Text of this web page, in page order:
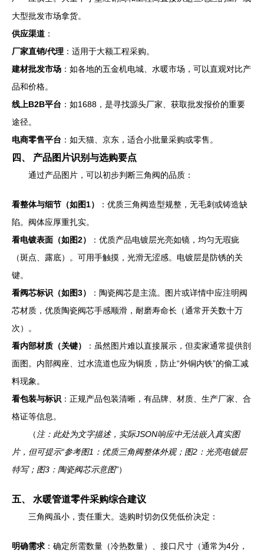
大型批发市场拿货。
供应渠道 ：
厂家直销/代理 ：适用于大额工程采购。
建材批发市场 ：如各地的五金机电城、水暖市场，可以直观对比产
品和价格。
线上B2B平台 ：如1688，是寻找源头厂家、获取批发报价的重要
途径。
电商零售平台 ：如天猫、京东，适合小批量采购或零售。
四、 产品图片识别与选购要点
通过产品图片，可以初步判断三角阀的品质：
看整体与细节（如图1）
：优质三角阀造型规整，无毛刺或铸造缺
陷。阀体应厚重扎实。
看电镀表面（如图2）
：优质产品电镀层光亮如镜，均匀无瑕疵
（斑点、露底）。可用手触摸，光滑无涩感。电镀层是防锈的关
键。
看阀芯标识（如图3）
：陶瓷阀芯是主流。图片或详情中应注明阀
芯材质，优质陶瓷阀芯手感顺滑，耐磨寿命长（通常开关数十万
次）。
看内部材质（关键）
：虽然图片难以直接展示，但卖家通常提供剖
面图。内部阀座、过水流道也应为铜质，防止“外铜内铁”的偷工减
料现象。
看包装与标识 ：正规产品包装清晰，有品牌、材质、生产厂家、合
格证等信息。
（ 注：此处为文字描述，实际JSON响应中无法嵌入真实图
片，但可提示“参考图1：优质三角阀整体外观；图2：光亮电镀层
特写；图3：陶瓷阀芯示意图”）
五、 水暖管道零件采购综合建议
三角阀虽小，责任重大。选购时切勿仅凭低价决定：
明确需求 ：确定所需数量（冷热数量）、接口尺寸（通常为4分，